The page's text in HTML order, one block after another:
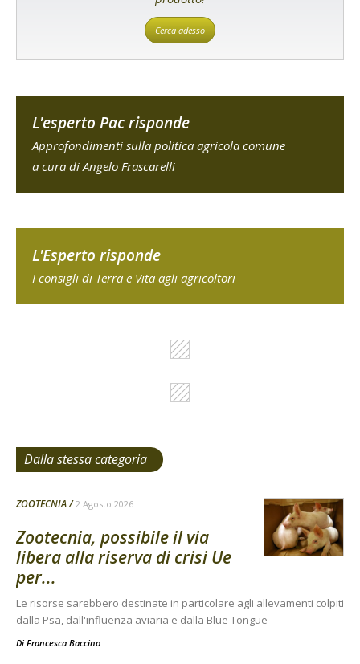
Cerca adesso
L'esperto Pac risponde
Approfondimenti sulla politica agricola comune
a cura di Angelo Frascarelli
L'Esperto risponde
I consigli di Terra e Vita agli agricoltori
Dalla stessa categoria
ZOOTECNIA 2 Agosto 2026
Zootecnia, possibile il via
libera alla riserva di crisi Ue
per...
Le risorse sarebbero destinate in particolare agli allevamenti colpiti
dalla Psa, dall'influenza aviaria e dalla Blue Tongue
Di Francesca Baccino